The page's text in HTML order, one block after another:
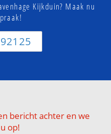
Kijkduin? Maak nu
bericht achter en we
op!